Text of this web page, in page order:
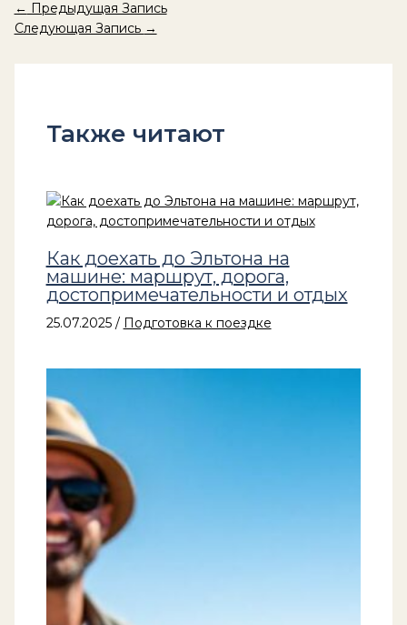
← Предыдущая Запись
Следующая Запись →
Также читают
Как доехать до Эльтона на
машине: маршрут, дорога,
достопримечательности и отдых
25.07.2025 / Подготовка к поездке